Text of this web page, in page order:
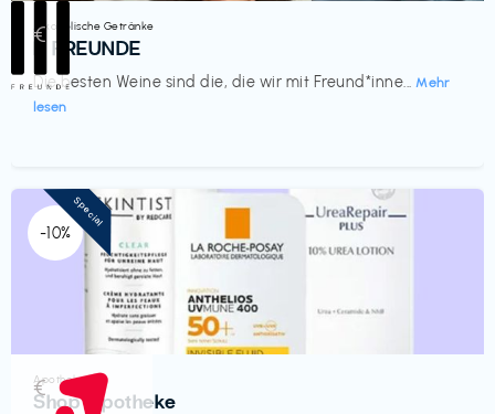
Alkoholische Getränke
III FREUNDE
Die besten Weine sind die, die wir mit Freund*inne... Mehr
lesen
€‎
-10%
Apotheke
Shop Apotheke
€‎
Special